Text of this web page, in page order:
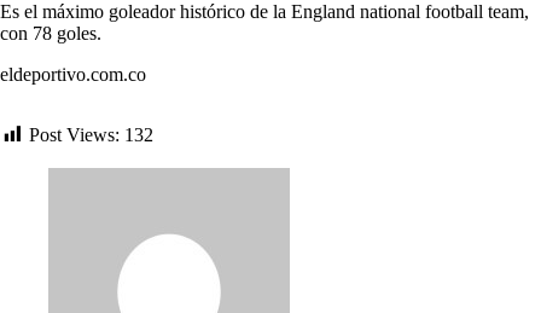
Es el máximo goleador histórico de la England national football team,
con 78 goles.
eldeportivo.com.co
Post Views: 132